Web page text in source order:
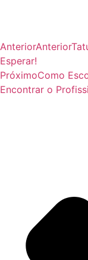
AnteriorAnterior
Esperar!
PróximoComo
Encontrar o